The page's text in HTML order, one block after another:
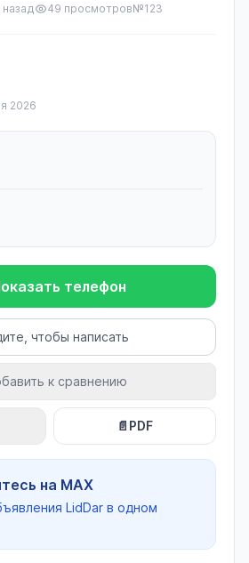
49 просмотров№123
2026
телефон
чтобы написать
к сравнению
📄 PDF
на MAX
LidDar в одном